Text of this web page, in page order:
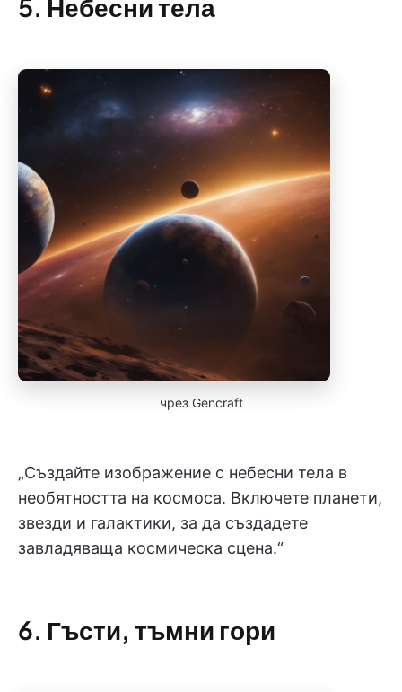
5. Небесни тела
чрез Gencraft
„Създайте изображение с небесни тела в
необятността на космоса. Включете планети,
звезди и галактики, за да създадете
завладяваща космическа сцена.“
6. Гъсти, тъмни гори